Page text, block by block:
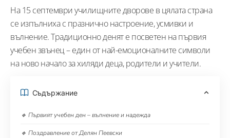
На 15 септември училищните дворове в цялата страна
се изпълниха с празнично настроение, усмивки и
вълнение. Традиционно денят е посветен на първия
учебен звънец – един от най-емоционалните символи
на ново начало за хиляди деца, родители и учители.
Съдържание
🔹 Първият учебен ден – вълнение и надежда
🔹 Поздравление от Делян Пеевски